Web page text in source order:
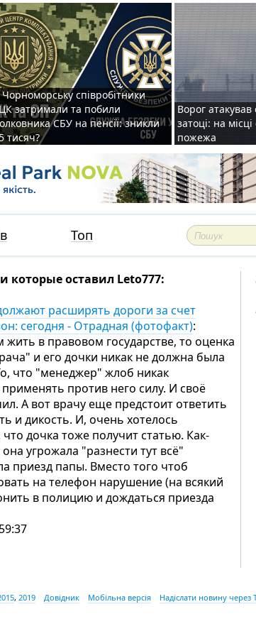
співробітники
затримали та побили
СБУ на пенсії: зникли
тисяч?
Ворог атакував
затоці: на
пожежа
Топ
которые оставил Leto777:
расширять дороги за счет
сегодня - Отрадная (фотофакт):
жить в правовом государстве, то оценка
и его дочки никак не должна была
что "менеджер" жлоб никак
против него силу. И своё
А вот врачу еще предстоит ответить
и дикость. И, очень хотелось
дочка тоже получит статью. Как-
угрожала "разнести тут всё"
приезд папы. Вместо того чтоб
на телефон нарушение (на всякий
в полицию и дождаться приезда
, 2019 Довідник Мобільна версія Надіслати новину через